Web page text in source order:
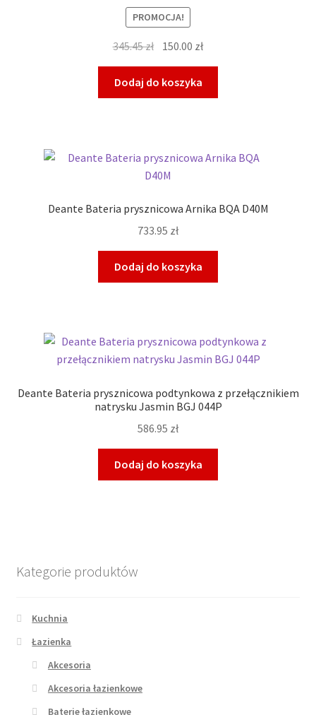
PROMOCJA!
345.45zł Pierwotna
cena
wynosiła:
345.45 zł.
150.00 złAktualna
cena
150.00 zł.
Dodaj do koszyka
Deante Bateria prysznicowa Arnika BQA D40M
733.95 zł
Dodaj do koszyka
Deante Bateria prysznicowa podtynkowa z przełącznikiem
natrysku Jasmin BGJ 044P
586.95 zł
Dodaj do koszyka
Kategorie produktów
Kuchnia
Łazienka
Akcesoria
Akcesoria łazienkowe
Baterie łazienkowe